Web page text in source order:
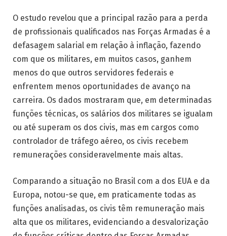
O estudo revelou que a principal razão para a perda
de profissionais qualificados nas Forças Armadas é a
defasagem salarial em relação à inflação, fazendo
com que os militares, em muitos casos, ganhem
menos do que outros servidores federais e
enfrentem menos oportunidades de avanço na
carreira. Os dados mostraram que, em determinadas
funções técnicas, os salários dos militares se igualam
ou até superam os dos civis, mas em cargos como
controlador de tráfego aéreo, os civis recebem
remunerações consideravelmente mais altas.
Comparando a situação no Brasil com a dos EUA e da
Europa, notou-se que, em praticamente todas as
funções analisadas, os civis têm remuneração mais
alta que os militares, evidenciando a desvalorização